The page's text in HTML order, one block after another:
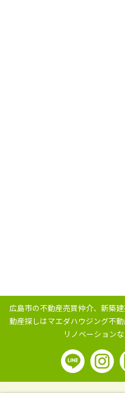
広島市の不動産売買仲介、新築
動産探しはマエダハウジング不動
リノベーション